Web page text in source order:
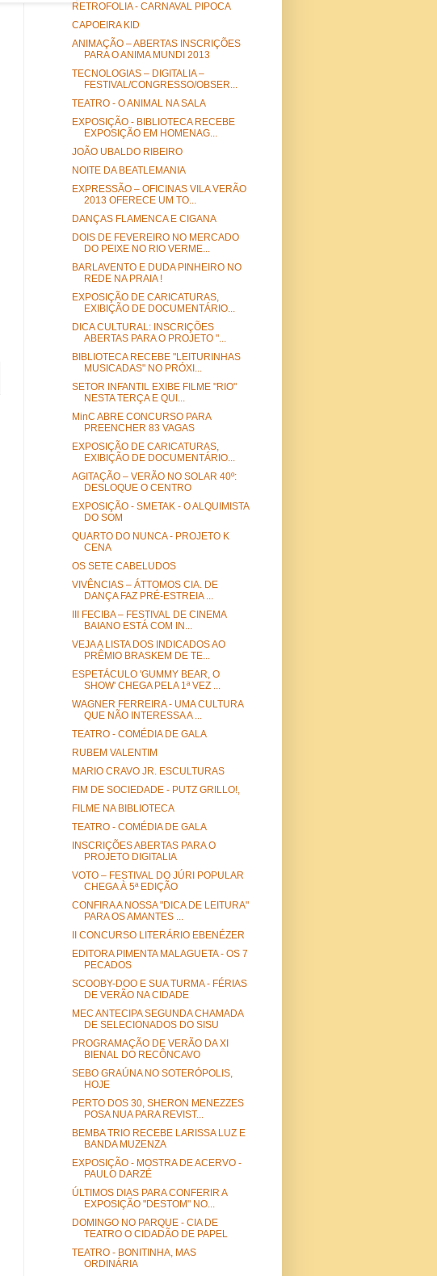
RETROFOLIA - CARNAVAL PIPOCA
CAPOEIRA KID
ANIMAÇÃO – ABERTAS INSCRIÇÕES
PARA O ANIMA MUNDI 2013
TECNOLOGIAS – DIGITALIA –
FESTIVAL/CONGRESSO/OBSER...
TEATRO - O ANIMAL NA SALA
EXPOSIÇÃO - BIBLIOTECA RECEBE
EXPOSIÇÃO EM HOMENAG...
JOÃO UBALDO RIBEIRO
NOITE DA BEATLEMANIA
EXPRESSÃO – OFICINAS VILA VERÃO
2013 OFERECE UM TO...
DANÇAS FLAMENCA E CIGANA
DOIS DE FEVEREIRO NO MERCADO
DO PEIXE NO RIO VERME...
BARLAVENTO E DUDA PINHEIRO NO
REDE NA PRAIA !
EXPOSIÇÃO DE CARICATURAS,
EXIBIÇÃO DE DOCUMENTÁRIO...
DICA CULTURAL: INSCRIÇÕES
ABERTAS PARA O PROJETO "...
BIBLIOTECA RECEBE "LEITURINHAS
MUSICADAS" NO PRÓXI...
SETOR INFANTIL EXIBE FILME "RIO"
NESTA TERÇA E QUI...
MinC ABRE CONCURSO PARA
PREENCHER 83 VAGAS
EXPOSIÇÃO DE CARICATURAS,
EXIBIÇÃO DE DOCUMENTÁRIO...
AGITAÇÃO – VERÃO NO SOLAR 40º:
DESLOQUE O CENTRO
EXPOSIÇÃO - SMETAK - O ALQUIMISTA
DO SOM
QUARTO DO NUNCA - PROJETO K
CENA
OS SETE CABELUDOS
VIVÊNCIAS – ÁTTOMOS CIA. DE
DANÇA FAZ PRÉ-ESTREIA ...
III FECIBA – FESTIVAL DE CINEMA
BAIANO ESTÁ COM IN...
VEJA A LISTA DOS INDICADOS AO
PRÊMIO BRASKEM DE TE...
ESPETÁCULO 'GUMMY BEAR, O
SHOW' CHEGA PELA 1ª VEZ ...
WAGNER FERREIRA - UMA CULTURA
QUE NÃO INTERESSA A ...
TEATRO - COMÉDIA DE GALA
RUBEM VALENTIM
MARIO CRAVO JR. ESCULTURAS
FIM DE SOCIEDADE - PUTZ GRILLO!,
FILME NA BIBLIOTECA
TEATRO - COMÉDIA DE GALA
INSCRIÇÕES ABERTAS PARA O
PROJETO DIGITALIA
VOTO – FESTIVAL DO JÚRI POPULAR
CHEGA À 5ª EDIÇÃO
CONFIRA A NOSSA "DICA DE LEITURA"
PARA OS AMANTES ...
II CONCURSO LITERÁRIO EBENÉZER
EDITORA PIMENTA MALAGUETA - OS 7
PECADOS
SCOOBY-DOO E SUA TURMA - FÉRIAS
DE VERÃO NA CIDADE
MEC ANTECIPA SEGUNDA CHAMADA
DE SELECIONADOS DO SISU
PROGRAMAÇÃO DE VERÃO DA XI
BIENAL DO RECÔNCAVO
SEBO GRAÚNA NO SOTERÓPOLIS,
HOJE
PERTO DOS 30, SHERON MENEZZES
POSA NUA PARA REVIST...
BEMBA TRIO RECEBE LARISSA LUZ E
BANDA MUZENZA
EXPOSIÇÃO - MOSTRA DE ACERVO -
PAULO DARZÉ
ÚLTIMOS DIAS PARA CONFERIR A
EXPOSIÇÃO "DESTOM" NO...
DOMINGO NO PARQUE - CIA DE
TEATRO O CIDADÃO DE PAPEL
TEATRO - BONITINHA, MAS
ORDINÁRIA